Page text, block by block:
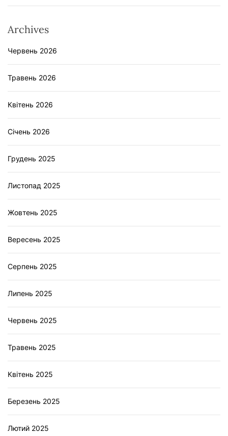
Archives
Червень 2026
Травень 2026
Квітень 2026
Січень 2026
Грудень 2025
Листопад 2025
Жовтень 2025
Вересень 2025
Серпень 2025
Липень 2025
Червень 2025
Травень 2025
Квітень 2025
Березень 2025
Лютий 2025